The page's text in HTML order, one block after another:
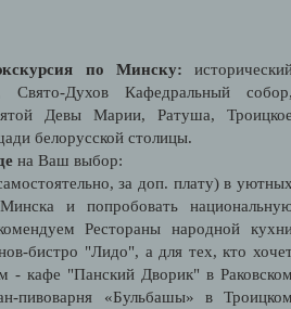
по Минску:
Духов Кафедральный
Девы Марии, Ратуша,
белорусской столицы.
на Ваш выбор:
за доп. плату) в
и попробовать
Рестораны народной
бистро "Лидо", а для тех, кто
- кафе "Панский Дворик" в
пивоварня «Бульбашы» в